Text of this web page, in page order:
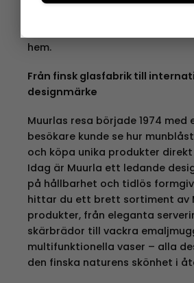
hem.
Från finsk glasfabrik till
designmärke
Muurlas resa började 1974 med
besökare kunde se hur
och köpa unika produkter
Idag är Muurla ett ledande
på hållbarhet och tidlös
hittar du ett brett sortiment av
produkter, från eleganta
skärbrädor till vackra
multifunktionella vaser – alla
den finska naturens skönhet i